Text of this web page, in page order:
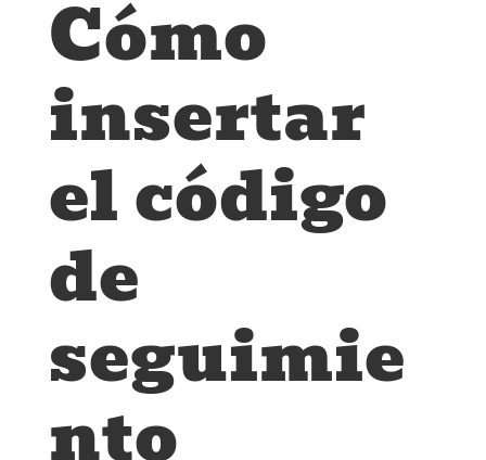
Cómo
insertar
el código
de
seguimie
nto